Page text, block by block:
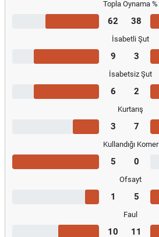
Topla Oynama %
62 38
İsabetli Şut
9 3
İsabetsiz Şut
6 2
Kurtarış
3 7
Kullandığı Korner
5 0
Ofsayt
1 5
Faul
10 11